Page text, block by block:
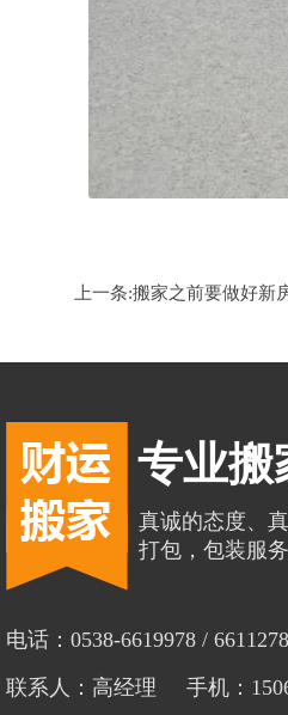
上一条:搬家之前要做好新
专业搬
真诚的态度、
打包，包装服务
电话：0538-6619978 /
联系人：高经理 手机：